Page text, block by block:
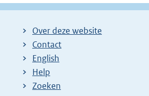
Over deze website
Contact
English
Help
Zoeken